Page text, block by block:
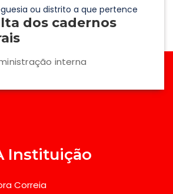
ou distrito a que pertence
dos cadernos
interna
Instituição
Correia